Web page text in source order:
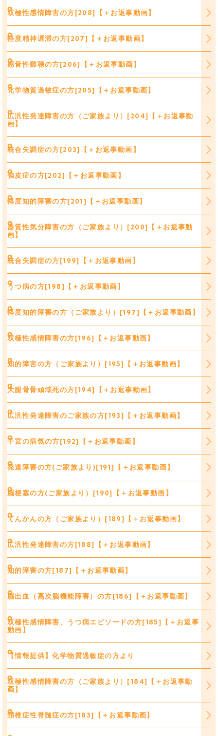
双極性感情障害の方[208]【＋お返事動画】
軽度精神遅滞の方[207]【＋お返事動画】
感音性難聴の方[206]【＋お返事動画】
化学物質過敏症の方[205]【＋お返事動画】
広汎性発達障害の方（ご家族より）[204]【＋お返事動
画】
統合失調症の方[203]【＋お返事動画】
強皮症の方[202]【＋お返事動画】
軽度知的障害の方[201]【＋お返事動画】
器質性気分障害の方（ご家族より）[200]【＋お返事動
画】
統合失調症の方[199]【＋お返事動画】
うつ病の方[198]【＋お返事動画】
軽度知的障害の方（ご家族より）[197]【＋お返事動画】
双極性感情障害の方[196]【＋お返事動画】
知的障害の方（ご家族より）[195]【＋お返事動画】
大腿骨骨頭壊死の方[194]【＋お返事動画】
広汎性発達障害のご家族の方[193]【＋お返事動画】
子宮の病気の方[192]【＋お返事動画】
発達障害の方(ご家族より)[191]【＋お返事動画】
脳梗塞の方(ご家族より）[190]【＋お返事動画】
てんかんの方（ご家族より）[189]【＋お返事動画】
広汎性発達障害の方[188]【＋お返事動画】
知的障害の方[187]【＋お返事動画】
脳出血（高次脳機能障害）の方[186]【＋お返事動画】
双極性感情障害、うつ病エピソードの方[185]【＋お返事
動画】
【情報提供】化学物質過敏症の方より
双極性感情障害の方（ご家族より）[184]【＋お返事動
画】
頚椎症性脊髄症の方[183]【＋お返事動画】